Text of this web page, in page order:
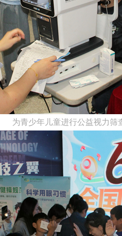
为青少年儿童进行公益视力筛